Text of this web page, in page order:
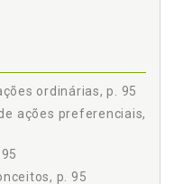
- Resolução 63, p.
de Curto Prazo, p. 89
ordinárias, p. 95
ações preferenciais,
p. 95